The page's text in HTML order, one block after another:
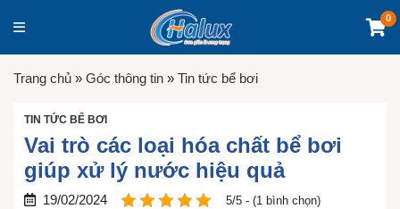
0
Trang chủ » Góc thông tin » Tin tức bể bơi
TIN TỨC BỂ BƠI
Vai trò các loại hóa chất bể bơi
giúp xử lý nước hiệu quả
19/02/2024 5/5 - (1 bình chọn)